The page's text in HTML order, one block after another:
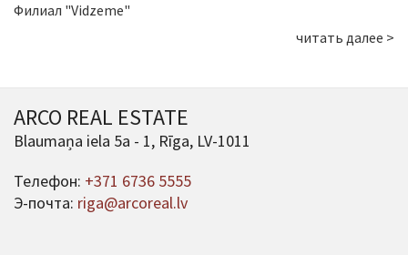
Филиал "Vidzeme"
читать далее >
ARCO REAL ESTATE
Blaumaņa iela 5a - 1, Rīga, LV-1011
Телефон: +371 6736 5555
Э-почта: riga@arcoreal.lv